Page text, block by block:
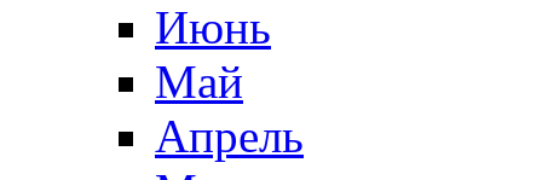
Июнь
Май
Апрель